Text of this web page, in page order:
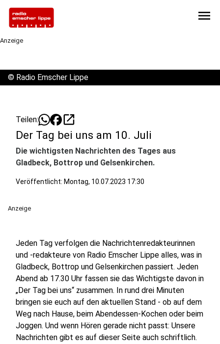
menu
Anzeige
© Radio Emscher Lippe
Teilen: open_in_new
Der Tag bei uns am 10. Juli
Die wichtigsten Nachrichten des Tages aus
Gladbeck, Bottrop und Gelsenkirchen.
Veröffentlicht: Montag, 10.07.2023 17:30
Anzeige
Jeden Tag verfolgen die Nachrichtenredakteurinnen
und -redakteure von Radio Emscher Lippe alles, was in
Gladbeck, Bottrop und Gelsenkirchen passiert. Jeden
Abend ab 17.30 Uhr fassen sie das Wichtigste davon in
„Der Tag bei uns“ zusammen. In rund drei Minuten
bringen sie euch auf den aktuellen Stand - ob auf dem
Weg nach Hause, beim Abendessen-Kochen oder beim
Joggen. Und wenn Hören gerade nicht passt: Unsere
Nachrichten gibt es auf dieser Seite auch schriftlich.